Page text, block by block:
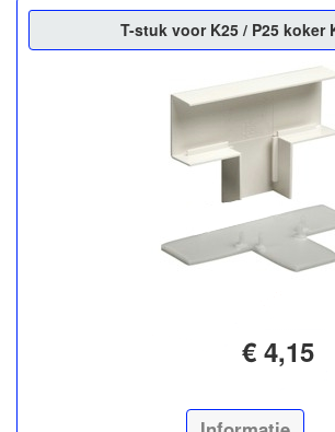
T-stuk voor K25 / P25 koker
€ 4,15